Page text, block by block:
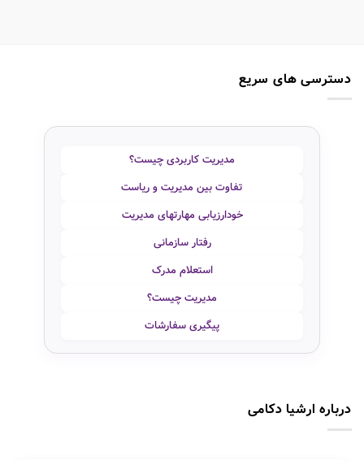
دسترسی های سریع
مدیریت کاربردی چیست؟
تفاوت بین مدیریت و ریاست
خودارزیابی مهارتهای مدیریت
رفتار سازمانی
استعلام مدرک
مدیریت چیست؟
پیگیری سفارشات
درباره ارشیا دکامی